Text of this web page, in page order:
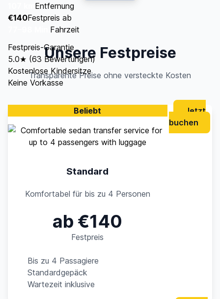
Entfernung
€140Festpreis ab
Fahrzeit
Festpreis-Garantie
5.0★ (63 Bewertungen)
Kostenlose Kindersitze
Keine Vorkasse
Unsere Festpreise
Transparente Preise ohne versteckte Kosten
Beliebt
Standard
Komfortabel für bis zu 4 Personen
ab €140
Festpreis
Bis zu 4 Passagiere
Standardgepäck
Wartezeit inklusive
Jetzt
buchen